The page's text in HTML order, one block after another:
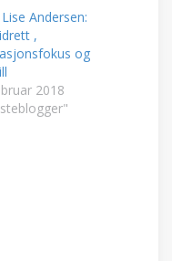
Andersen:
,
og
2018